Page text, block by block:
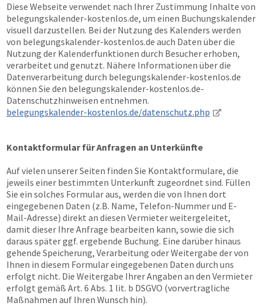
Diese Webseite verwendet nach Ihrer Zustimmung Inhalte von
belegungskalender-kostenlos.de, um einen Buchungskalender
visuell darzustellen. Bei der Nutzung des Kalenders werden
von belegungskalender-kostenlos.de auch Daten über die
Nutzung der Kalenderfunktionen durch Besucher erhoben,
verarbeitet und genutzt. Nähere Informationen über die
Datenverarbeitung durch belegungskalender-kostenlos.de
können Sie den belegungskalender-kostenlos.de-
Datenschutzhinweisen entnehmen.
belegungskalender-kostenlos.de/datenschutz.php
Kontaktformular für Anfragen an Unterkünfte
Auf vielen unserer Seiten finden Sie Kontaktformulare, die
jeweils einer bestimmten Unterkunft zugeordnet sind. Füllen
Sie ein solches Formular aus, werden die von Ihnen dort
eingegebenen Daten (z.B. Name, Telefon-Nummer und E-
Mail-Adresse) direkt an diesen Vermieter weitergeleitet,
damit dieser Ihre Anfrage bearbeiten kann, sowie die sich
daraus später ggf. ergebende Buchung. Eine darüber hinaus
gehende Speicherung, Verarbeitung oder Weitergabe der von
Ihnen in diesem Formular eingegebenen Daten durch uns
erfolgt nicht. Die Weitergabe Ihrer Angaben an den Vermieter
erfolgt gemäß Art. 6 Abs. 1 lit. b DSGVO (vorvertragliche
Maßnahmen auf Ihren Wunsch hin).